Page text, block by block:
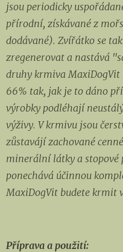
jsou periodicky
přírodní, získávané z
dodávané). Zvířátko se
zregenerovat a nastává
druhy krmiva MaxiDogVit
66% tak, jak je to dáno
výrobky podléhají
výživy. V krmivu jsou
zůstavájí zachované
minerální látky a stopové
ponechává účinnou
MaxiDogVit budete krmit
Příprava a použití: